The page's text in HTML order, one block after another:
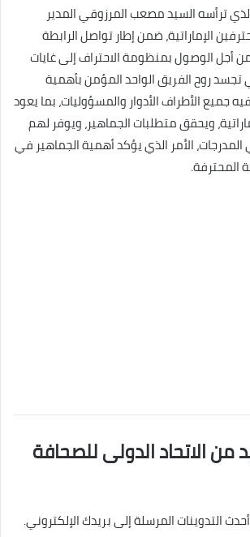
ترأسه السيد مصعب المرزوقي المدير
الإماراتية، ضمن إطار تواصل الرابطة
أجل الوصول بمنظومة الاحتراف إلى غايات
تجسد روح الفريق الواحد المؤمن بأهمية
جميع الأطراف الأدوار والمسؤوليات، بما يعود
ويحقق متطلبات الجماهير، ويوفر لهم
الأمر الذي يؤكد أهمية الجماهير في
المحترفة.
من الاتحاد الدولى للصحافة
التدوينات المرسلة إلى بريدك الإلكتروني.